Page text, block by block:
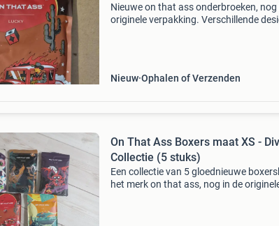
Nieuwe on that ass onderbroeken, nog
originele verpakking. Verschillende
Nieuw Ophalen of Verzenden
On That Ass Boxers maat XS -
Collectie (5 stuks)
Een collectie van 5 gloednieuwe
het merk on that ass, nog in de